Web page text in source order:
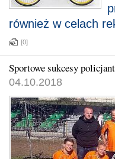
również w celach
[0]
Sportowe sukcesy
04.10.2018